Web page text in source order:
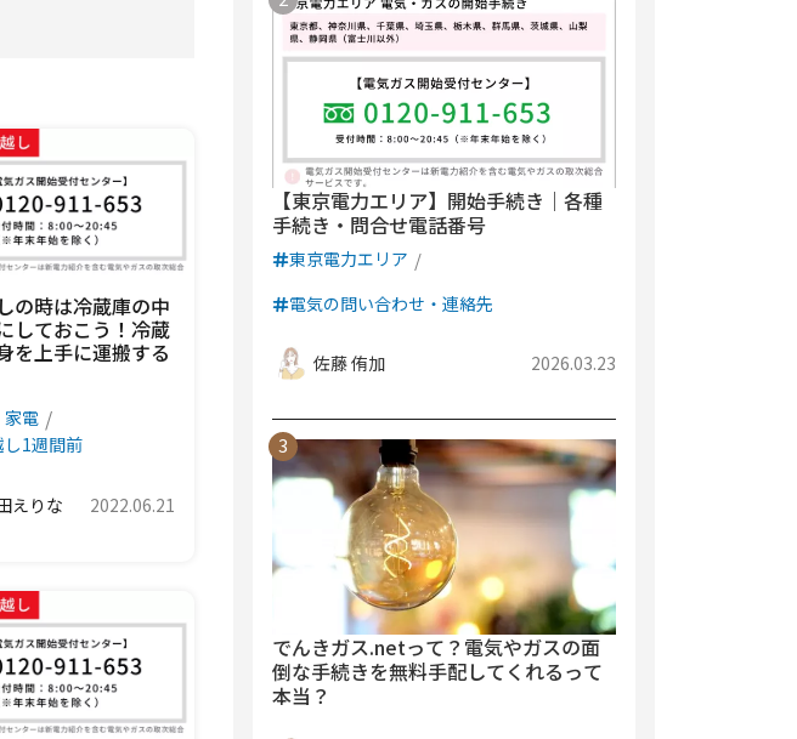
の時は冷蔵庫の中
しておこう！冷蔵
を上手に運搬する
家電
し1週間前
えりな 2022.06.21
【東京電力エリア】開始手続き｜各種
手続き・問合せ電話番号
東京電力エリア
電気の問い合わせ・連絡先
佐藤 侑加 2026.03.23
でんきガス.netって？電気やガスの面
倒な手続きを無料手配してくれるって
本当？